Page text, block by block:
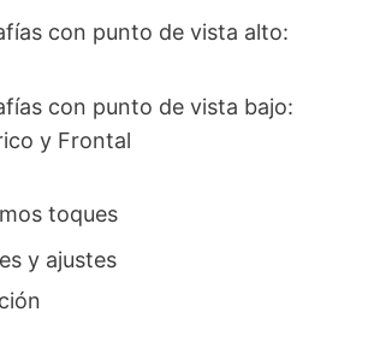
con punto de vista alto:
con punto de vista bajo:
y Frontal
toques
y ajustes